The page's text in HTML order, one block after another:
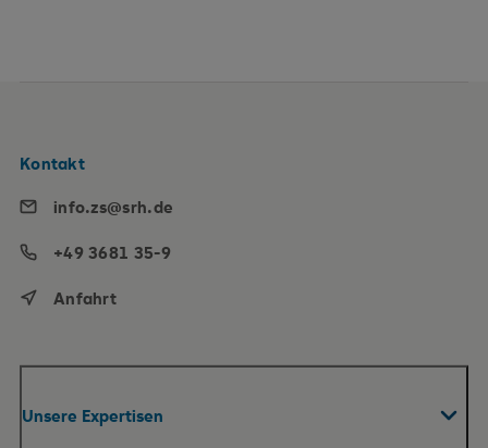
Unsere Expertisen
Kontakt
info.zs@srh.de
+49 3681 35-9
Anfahrt